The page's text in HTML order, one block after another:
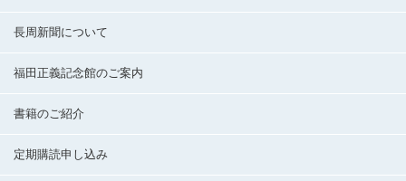
長周新聞について
福田正義記念館のご案内
書籍のご紹介
定期購読申し込み